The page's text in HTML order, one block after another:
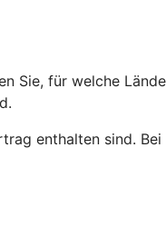
Sie, für welche
enthalten sind.